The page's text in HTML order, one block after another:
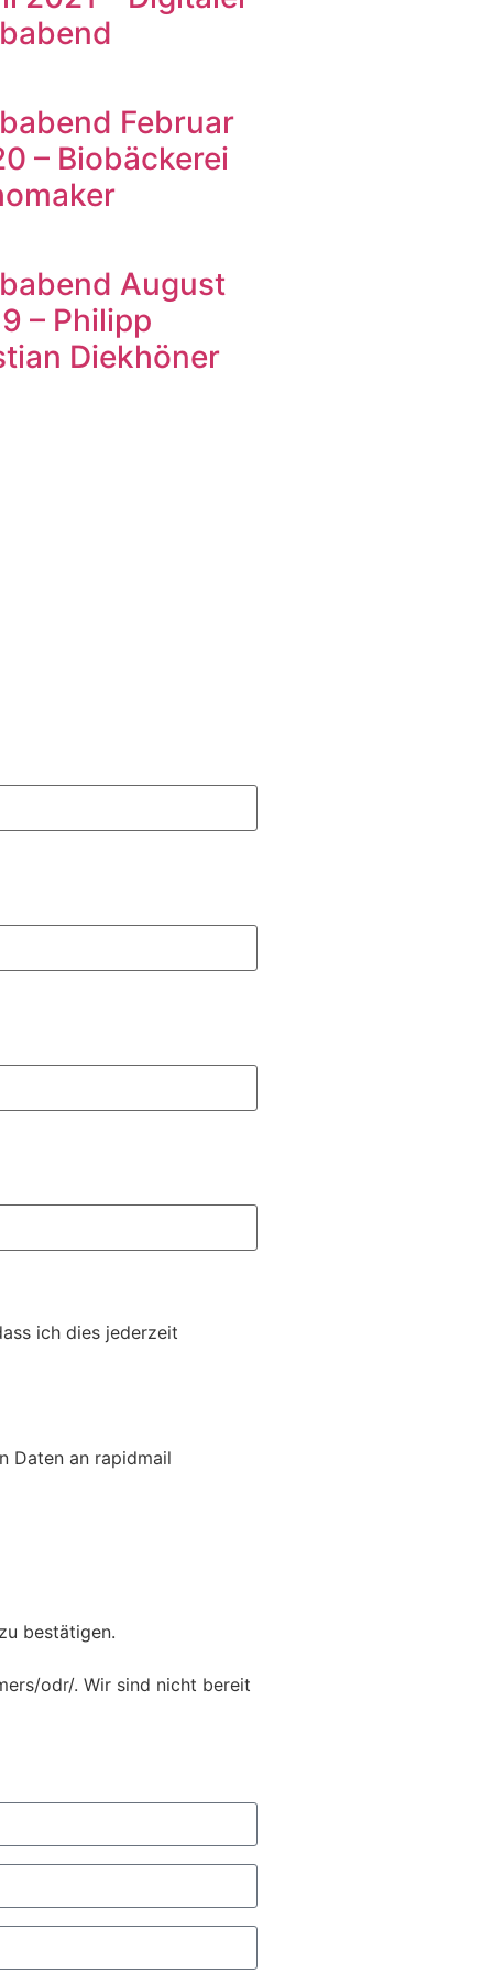
Februar
– Biobäckerei
August
– Philipp
Diekhöner
ich dies jederzeit
Daten an rapidmail
bestätigen.
odr/. Wir sind nicht bereit